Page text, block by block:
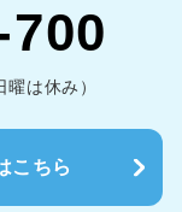
は休み）
こちら